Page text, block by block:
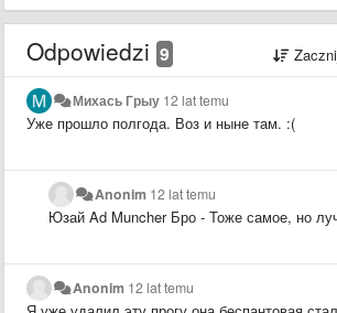
Odpowiedzi 9
Михась Грыу 12 lat temu
Уже прошло полгода. Воз и ныне там. :(
Anonim 12 lat temu
Юзай Ad Muncher Бро - Тоже самое, но
Anonim 12 lat temu